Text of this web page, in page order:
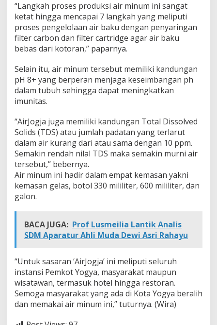
“Langkah proses produksi air minum ini sangat
ketat hingga mencapai 7 langkah yang meliputi
proses pengelolaan air baku dengan penyaringan
filter carbon dan filter cartridge agar air baku
bebas dari kotoran,” paparnya.
Selain itu, air minum tersebut memiliki kandungan
pH 8+ yang berperan menjaga keseimbangan ph
dalam tubuh sehingga dapat meningkatkan
imunitas.
“AirJogja juga memiliki kandungan Total Dissolved
Solids (TDS) atau jumlah padatan yang terlarut
dalam air kurang dari atau sama dengan 10 ppm.
Semakin rendah nilal TDS maka semakin murni air
tersebut,” bebernya.
Air minum ini hadir dalam empat kemasan yakni
kemasan gelas, botol 330 mililiter, 600 mililiter, dan
galon.
BACA JUGA: Prof Lusmeilia Lantik Analis
SDM Aparatur Ahli Muda Dewi Asri Rahayu
“Untuk sasaran ‘AirJogja’ ini meliputi seluruh
instansi Pemkot Yogya, masyarakat maupun
wisatawan, termasuk hotel hingga restoran.
Semoga masyarakat yang ada di Kota Yogya beralih
dan memakai air minum ini,” tuturnya. (Wira)